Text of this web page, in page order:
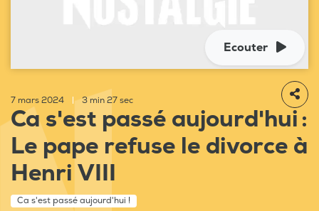
Ecouter
7 mars 2024 3 min 27 sec
Ca s'est passé aujourd'hui :
Le pape refuse le divorce à
Henri VIII
Ca s'est passé aujourd'hui !